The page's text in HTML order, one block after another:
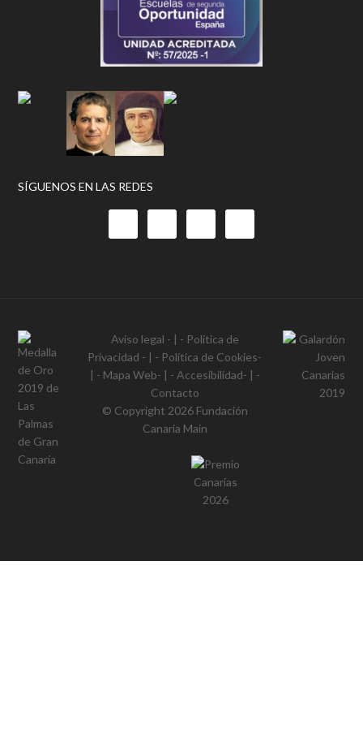
SÍGUENOS EN LAS REDES
Aviso legal - | - Política de
Privacidad - | - Política de Cookies-
| - Mapa Web- | - Accesibilidad- | -
Contacto
© Copyright 2026 Fundación
Canaria Main